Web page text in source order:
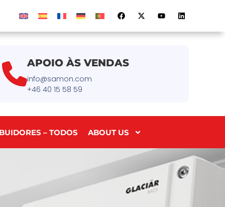
APOIO ÀS VENDAS
info@samon.com
+46 40 15 58 59
– TODOS ABOUT US